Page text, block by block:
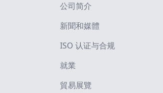
公司简介
新聞和媒體
ISO 认证与合规
就業
貿易展覽